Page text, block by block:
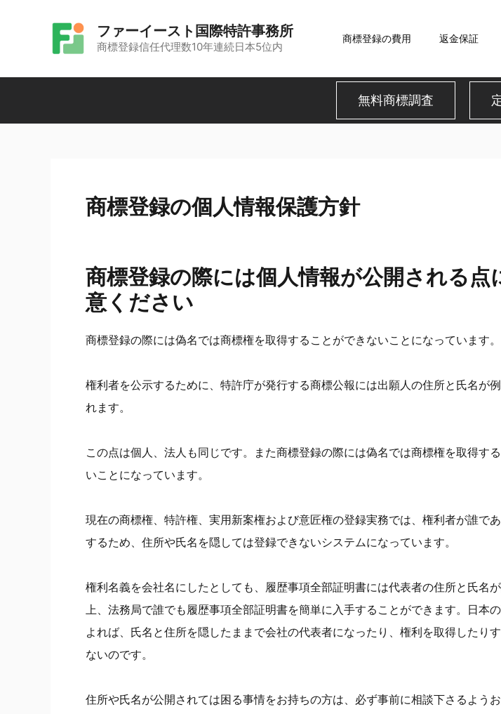
ン
へ
ファーイースト国際特許事務所
商標登録信任代理数10年連続日本5位内
商標登録の費用 返金保証
無料商標調査
商標登録の個人情報保護方針
商標登録の際には個人情報が公開される点
意ください
商標登録の際には偽名では商標権を取得することができないことになっています。
権利者を公示するために、特許庁が発行する商標公報には出願人の住所と氏名が
れます。
この点は個人、法人も同じです。また商標登録の際には偽名では商標権を取得す
いことになっています。
現在の商標権、特許権、実用新案権および意匠権の登録実務では、権利者が誰で
するため、住所や氏名を隠しては登録できないシステムになっています。
権利名義を会社名にしたとしても、履歴事項全部証明書には代表者の住所と氏名
上、法務局で誰でも履歴事項全部証明書を簡単に入手することができます。日本
よれば、氏名と住所を隠したままで会社の代表者になったり、権利を取得したり
ないのです。
住所や氏名が公開されては困る事情をお持ちの方は、必ず事前に相談下さるよう